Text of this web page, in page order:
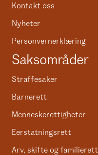
Kontakt oss
Nyheter
Personvernerklæring
Saksområder
Straffesaker
Barnerett
Menneskerettigheter
Eerstatningsrett
Arv, skifte og familierett